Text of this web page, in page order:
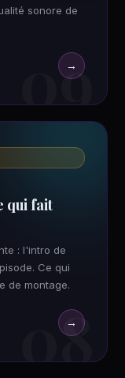
sonore de
→
09
qui fait
: l'intro de
Ce qui
de montage.
→
08